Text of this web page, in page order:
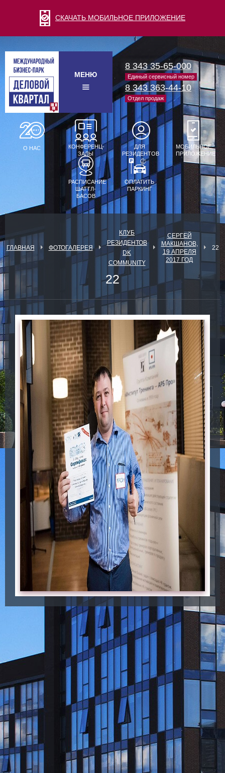
СКАЧАТЬ МОБИЛЬНОЕ ПРИЛОЖЕНИЕ
МЕНЮ
8 343 35-65-000
Единый сервисный номер
8 343 363-44-10
Отдел продаж
О НАС
КОНФЕРЕНЦ-
ЗАЛЫ
ДЛЯ
РЕЗИДЕНТОВ
МОБИЛЬНОЕ
ПРИЛОЖЕНИЕ
РАСПИСАНИЕ
ШАТТЛ-
БАСОВ
ОПЛАТИТЬ
ПАРКИНГ
ГЛАВНАЯ ФОТОГАЛЕРЕЯ
КЛУБ
РЕЗИДЕНТОВ
DK
COMMUNITY
СЕРГЕЙ
МАКШАНОВ,
19 АПРЕЛЯ
2017 ГОД
22
22